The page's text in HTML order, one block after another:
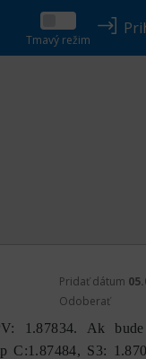
Tmavý režim
Pridať dátum
Odoberať
1.87834. Ak
C:1.87484, S3: